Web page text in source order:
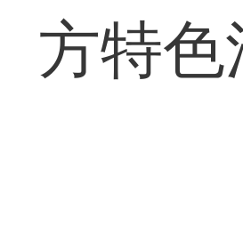
方特